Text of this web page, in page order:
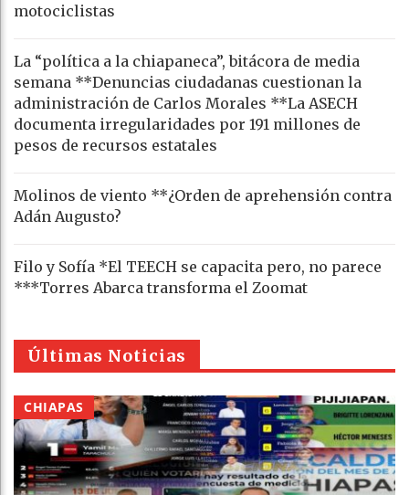
motociclistas
La “política a la chiapaneca”, bitácora de media
semana **Denuncias ciudadanas cuestionan la
administración de Carlos Morales **La ASECH
documenta irregularidades por 191 millones de
pesos de recursos estatales
Molinos de viento **¿Orden de aprehensión contra
Adán Augusto?
Filo y Sofía *El TEECH se capacita pero, no parece
***Torres Abarca transforma el Zoomat
Últimas Noticias
CHIAPAS